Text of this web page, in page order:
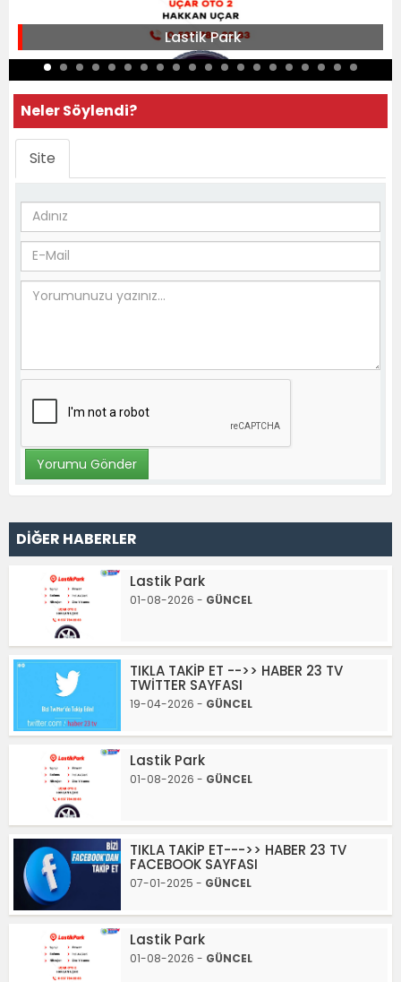
Lastik Park
Neler Söylendi?
Site
DİĞER HABERLER
Lastik Park
01-08-2026 - GÜNCEL
TIKLA TAKİP ET -->> HABER 23 TV
TWİTTER SAYFASI
19-04-2026 - GÜNCEL
Lastik Park
01-08-2026 - GÜNCEL
TIKLA TAKİP ET--->> HABER 23 TV
FACEBOOK SAYFASI
07-01-2025 - GÜNCEL
Lastik Park
01-08-2026 - GÜNCEL